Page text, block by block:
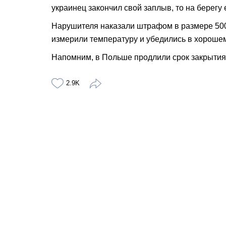
украинец закончил свой заплыв, то на
Нарушителя наказали штрафом в размере
измерили температуру и убедились в
Напомним, в Польше продлили срок
2.9K